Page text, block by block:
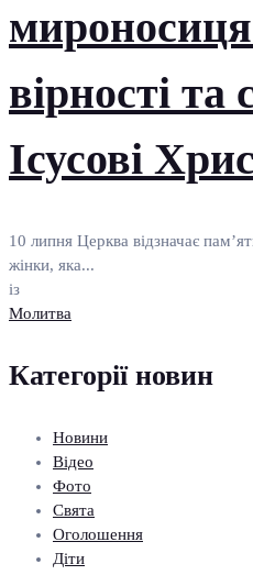
вірності та
Ісусові
10 липня Церква відзначає
жінки, яка...
із
Молитва
Категорії новин
Новини
Відео
Фото
Свята
Оголошення
Діти